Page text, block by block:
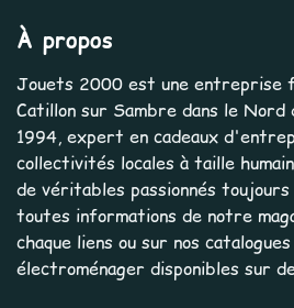
À propos
Jouets 2000 est une entreprise
Catillon sur Sambre dans le Nord
1994, expert en cadeaux
collectivités locales à taille
de véritables passionnés
toutes informations de notre
chaque liens ou sur nos
électroménager disponibles sur